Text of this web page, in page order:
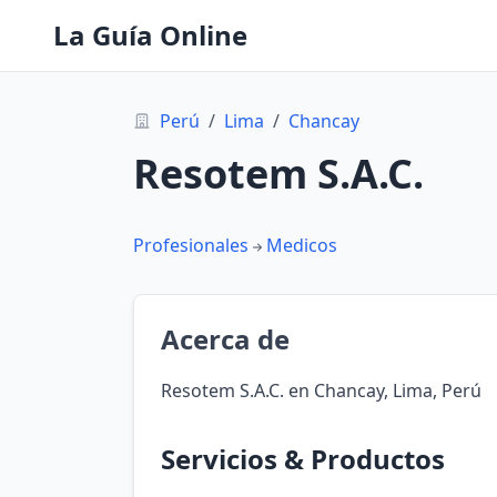
La Guía Online
Perú / Lima / Chancay
Resotem S.A.C.
Profesionales Medicos
Acerca de
Resotem S.A.C. en Chancay, Lima, Perú
Servicios & Productos